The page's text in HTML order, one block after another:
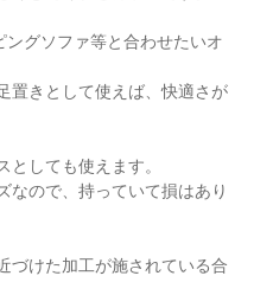
グソファ等と合わせたいオ
置きとして使えば、快適さが
としても使えます。
なので、持っていて損はあり
づけた加工が施されている合